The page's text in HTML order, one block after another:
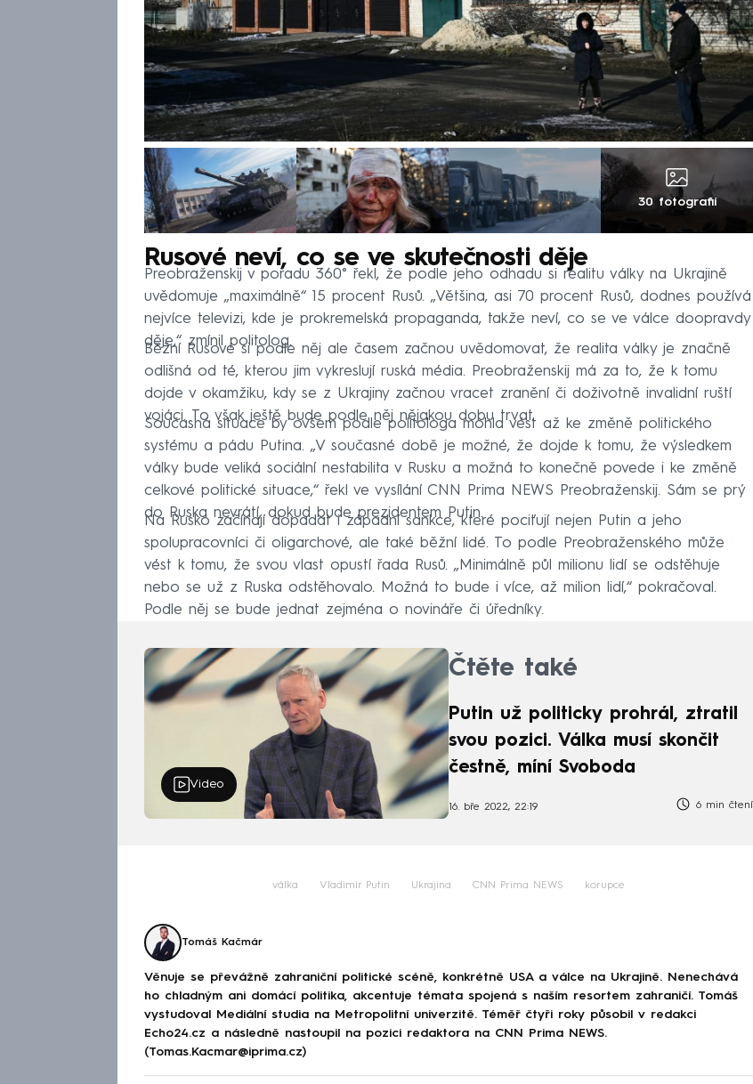
30 fotografií
Rusové neví, co se ve skutečnosti děje
Preobraženskij v pořadu 360° řekl, že podle jeho odhadu si realitu války na Ukrajině
uvědomuje „maximálně“ 15 procent Rusů. „Většina, asi 70 procent Rusů, dodnes používá
nejvíce televizi, kde je prokremelská propaganda, takže neví, co se ve válce doopravdy
děje,“ zmínil politolog.
Běžní Rusové si podle něj ale časem začnou uvědomovat, že realita války je značně
odlišná od té, kterou jim vykreslují ruská média. Preobraženskij má za to, že k tomu
dojde v okamžiku, kdy se z Ukrajiny začnou vracet zranění či doživotně invalidní ruští
vojáci. To však ještě bude podle něj nějakou dobu trvat.
Současná situace by ovšem podle politologa mohla vést až ke změně politického
systému a pádu Putina. „V současné době je možné, že dojde k tomu, že výsledkem
války bude veliká sociální nestabilita v Rusku a možná to konečně povede i ke změně
celkové politické situace,“ řekl ve vysílání CNN Prima NEWS Preobraženskij. Sám se prý
do Ruska nevrátí, dokud bude prezidentem Putin.
Na Rusko začínají dopadat i západní sankce, které pociťují nejen Putin a jeho
spolupracovníci či oligarchové, ale také běžní lidé. To podle Preobraženského může
vést k tomu, že svou vlast opustí řada Rusů. „Minimálně půl milionu lidí se odstěhuje
nebo se už z Ruska odstěhovalo. Možná to bude i více, až milion lidí,“ pokračoval.
Podle něj se bude jednat zejména o novináře či úředníky.
Video
Čtěte také
Putin už politicky prohrál, ztratil
svou pozici. Válka musí skončit
čestně, míní Svoboda
16. bře 2022, 22:19 6 min čtení
válka Vladimir Putin Ukrajina CNN Prima NEWS korupce
Tomáš Kačmár
Věnuje se převážně zahraniční politické scéně, konkrétně USA a válce na Ukrajině. Nenechává
ho chladným ani domácí politika, akcentuje témata spojená s naším resortem zahraničí. Tomáš
vystudoval Mediální studia na Metropolitní univerzitě. Téměř čtyři roky působil v redakci
Echo24.cz a následně nastoupil na pozici redaktora na CNN Prima NEWS.
(Tomas.Kacmar@iprima.cz)